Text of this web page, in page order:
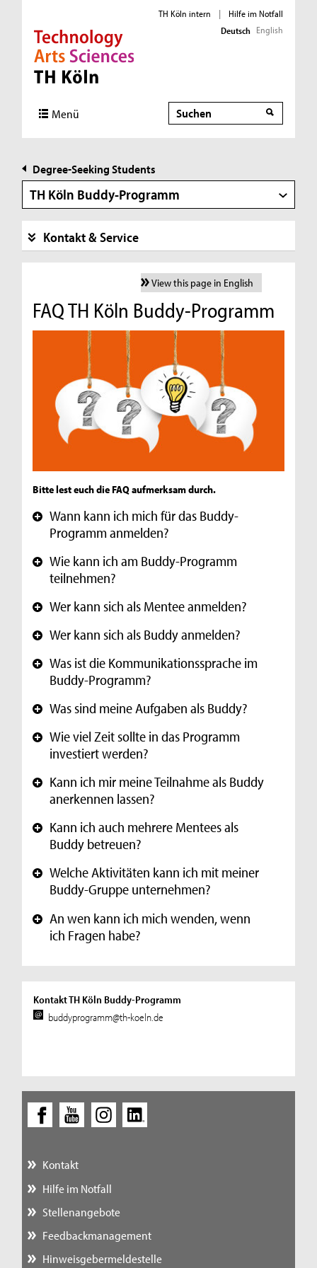
Direkt zur Hauptnavigation
Direkt zur Subnavigation
Direkt zum Inhalt
Direkt zum Fußbereich
TH Köln intern |
Hilfe im Notfall
Deutsch English
Menü Suche
Degree-Seeking Students
TH Köln Buddy-Programm
Kontakt & Service
View this page in English
FAQ TH Köln Buddy-Programm
Bitte lest euch die FAQ aufmerksam durch.
+ Wann kann ich mich für das Buddy-
Programm anmelden?
+ Wie kann ich am Buddy-Programm
teilnehmen?
+ Wer kann sich als Mentee anmelden?
+ Wer kann sich als Buddy anmelden?
+ Was ist die Kommunikationssprache im
Buddy-Programm?
+ Was sind meine Aufgaben als Buddy?
+ Wie viel Zeit sollte in das Programm
investiert werden?
+ Kann ich mir meine Teilnahme als Buddy
anerkennen lassen?
+ Kann ich auch mehrere Mentees als
Buddy betreuen?
+ Welche Aktivitäten kann ich mit meiner
Buddy-Gruppe unternehmen?
+ An wen kann ich mich wenden, wenn
ich Fragen habe?
Kontakt TH Köln Buddy-Programm
buddyprogramm@th-koeln.de
Kontakt
Hilfe im Notfall
Stellenangebote
Feedbackmanagement
Hinweisgebermeldestelle